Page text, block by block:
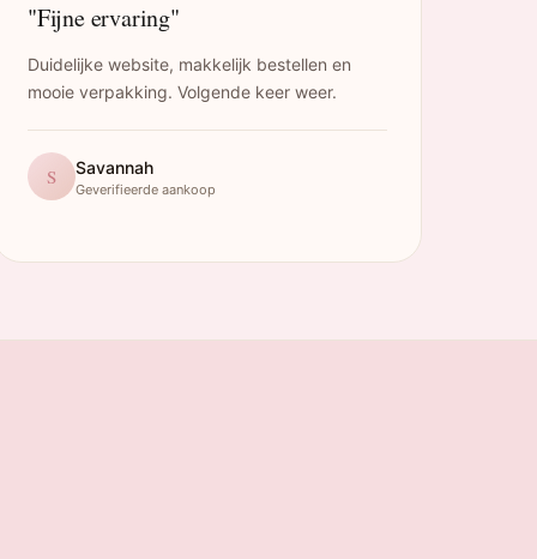
"Fijne ervaring"
Duidelijke website, makkelijk bestellen en
mooie verpakking. Volgende keer weer.
S Savannah
Geverifieerde aankoop